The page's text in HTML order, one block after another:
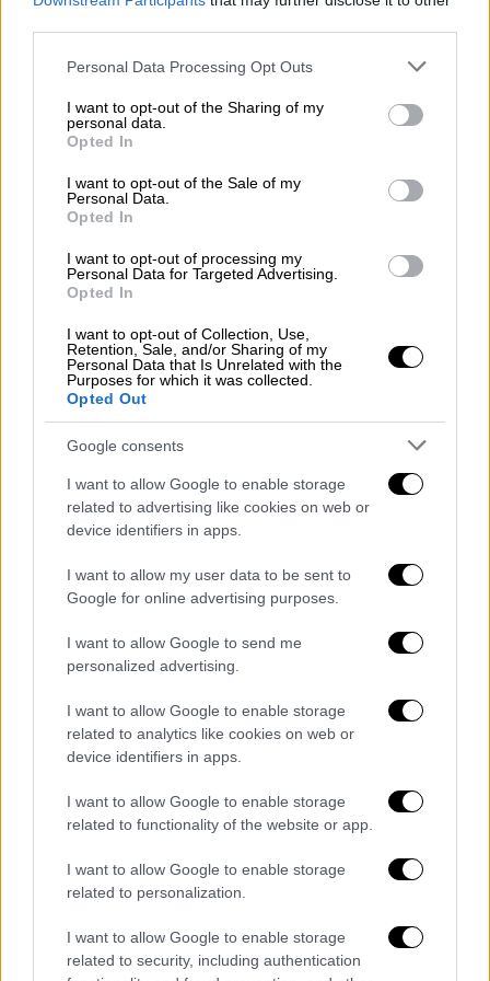
Please note that this website/app uses one or more Google
not limited to your visit or usage behaviour. You may click to
grant or deny consent to Google and its third-party tags to
use your data for below specified purposes in below Google
consent section.
Personal Data Processing Opt Outs
I want to opt-out of the Sharing of my
personal data.
Opted In
I want to opt-out of the Sale of my
Personal Data.
Opted In
I want to opt-out of processing my
Personal Data for Targeted Advertising.
Opted In
I want to opt-out of Collection, Use,
Retention, Sale, and/or Sharing of my
Personal Data that Is Unrelated with the
Purposes for which it was collected.
Opted Out
Google consents
I want to allow Google to enable storage
related to advertising like cookies on web or
device identifiers in apps.
I want to allow my user data to be sent to
Google for online advertising purposes.
I want to allow Google to send me
personalized advertising.
I want to allow Google to enable storage
related to analytics like cookies on web or
device identifiers in apps.
I want to allow Google to enable storage
related to functionality of the website or app.
I want to allow Google to enable storage
related to personalization.
I want to allow Google to enable storage
related to security, including authentication
Χρανιώτης, Χάρης Μαυρουδής, Νίκος
πρωταγωνιστούν, μεταξύ άλλων, στην
κωμωδία, μίλησαν στην κάμερα της
εκπομπής «Super Κατερίνα» για το έργο,
τους ρόλους τους και τη συνεργασία τους.
Κεντρικό πρόσωπο της κωμωδίας είναι ο
Αποστόλης, ο οποίος κατά τη διάρκεια μιας
ρομαντικής εξόρμησης με την ερωμένη του
Λόλα, έρχεται πρόσωπο με πρόσωπο με τη
ερωτικές του περιπέτειες και αποφασίζει
να τον πληρώσει με το ίδιο νόμισμα. Τα όσα
ακολουθούν είναι απλά ξεκαρδιστικά.
Η Ευαγγελία Συριοπούλου
πρωταγωνστεί στα «Νεοκλασικά»
H κάμερα του «Happy Day» βρέθηκε στα
γυρίσματα του «Φίλου μου του Λευτεράκη
μιας από τις αξέχαστες κωμωδίες που θα
δούμε στον Alpha και υπογράφουν οι Χάρης
σκηνοθετική ματιά τουΘοδωρή Αθερίδη
Ευαγγελία Συριοπούλουπου πρωταγωνιστεί